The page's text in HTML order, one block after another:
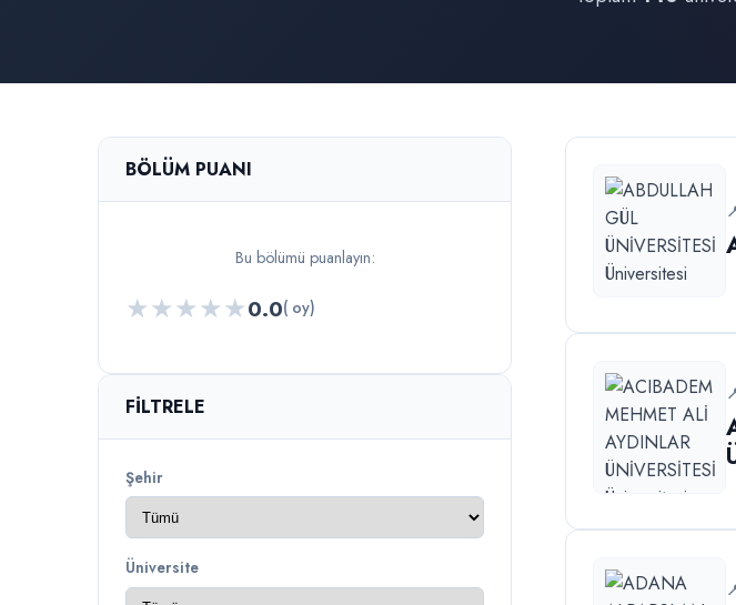
BÖLÜM PUANI
Bu bölümü puanlayın:
★★★★★0.0( oy)
FILTRELE
Şehir
Üniversite